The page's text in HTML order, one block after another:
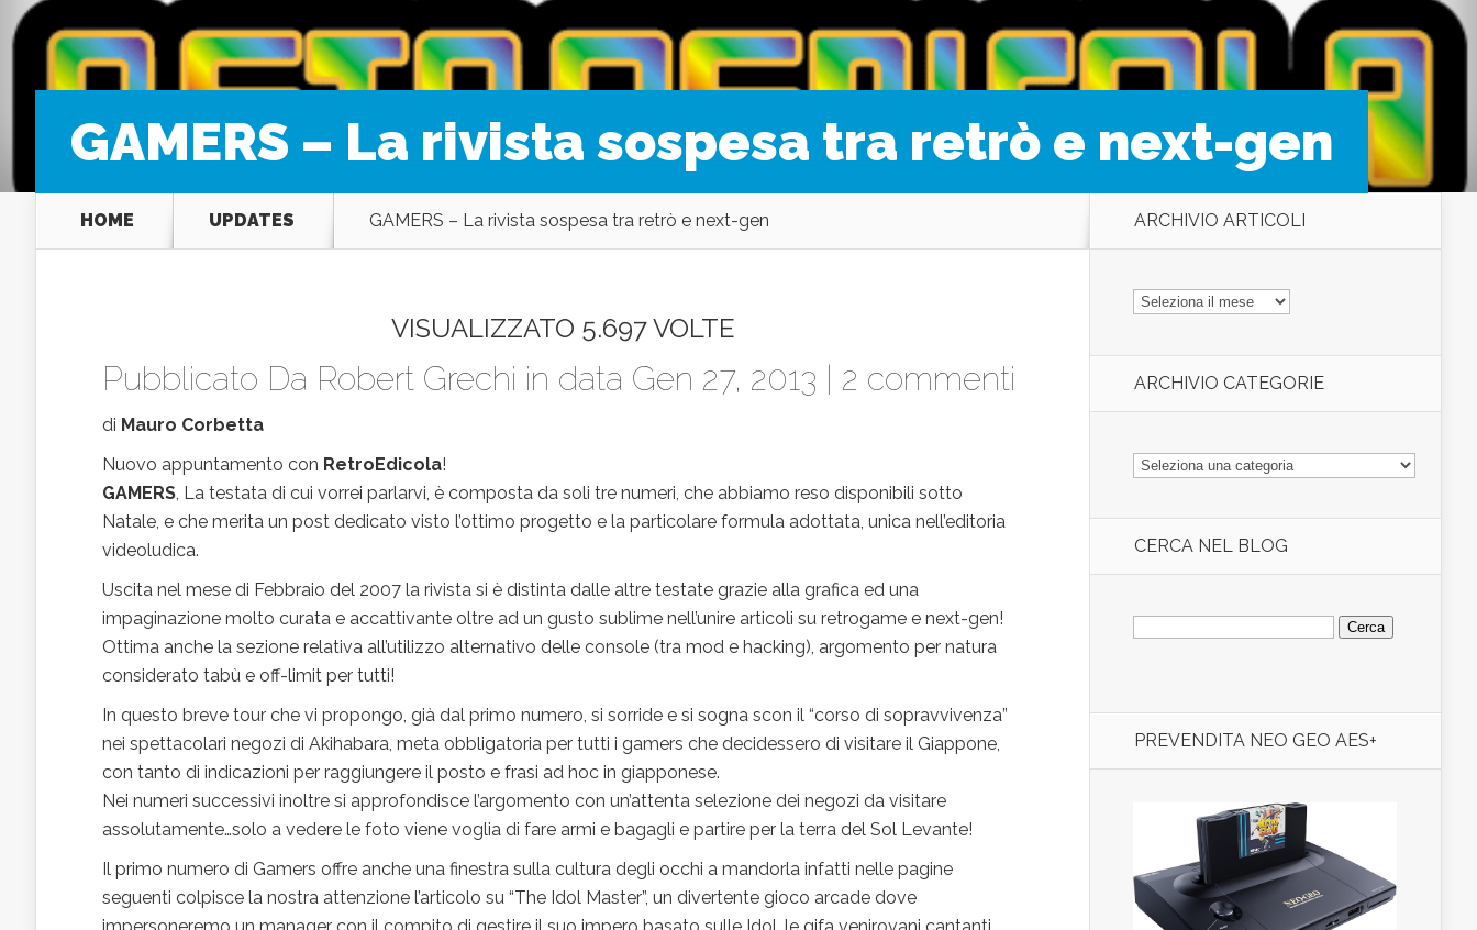
GAMERS – La rivista sospesa tra retrò e next-gen
HOME UPDATES GAMERS – La rivista sospesa tra retrò e next-gen
VISUALIZZATO 5.697 VOLTE
Pubblicato Da Robert Grechi in data Gen 27, 2013 | 2 commenti
di Mauro Corbetta
Nuovo appuntamento con RetroEdicola!
GAMERS , La testata di cui vorrei parlarvi, è composta da soli tre numeri, che abbiamo reso disponibili sotto
Natale, e che merita un post dedicato visto l’ottimo progetto e la particolare formula adottata, unica nell’editoria
videoludica.
Uscita nel mese di Febbraio del 2007 la rivista si è distinta dalle altre testate grazie alla grafica ed una
impaginazione molto curata e accattivante oltre ad un gusto sublime nell’unire articoli su retrogame e next-gen!
Ottima anche la sezione relativa all’utilizzo alternativo delle console (tra mod e hacking), argomento per natura
considerato tabù e off-limit per tutti!
In questo breve tour che vi propongo, già dal primo numero, si sorride e si sogna scon il “corso di sopravvivenza”
nei spettacolari negozi di Akihabara, meta obbligatoria per tutti i gamers che decidessero di visitare il Giappone,
con tanto di indicazioni per raggiungere il posto e frasi ad hoc in giapponese.
Nei numeri successivi inoltre si approfondisce l’argomento con un’attenta selezione dei negozi da visitare
assolutamente…solo a vedere le foto viene voglia di fare armi e bagagli e partire per la terra del Sol Levante!
Il primo numero di Gamers offre anche una finestra sulla cultura degli occhi a mandorla infatti nelle pagine
seguenti colpisce la nostra attenzione l’articolo su “The Idol Master”, un divertente gioco arcade dove
ARCHIVIO ARTICOLI
ARCHIVIO
ARTICOLI
ARCHIVIO CATEGORIE
ARCHIVIO
CATEGORIE
CERCA NEL BLOG
Ricerca
per:
PREVENDITA NEO GEO AES+